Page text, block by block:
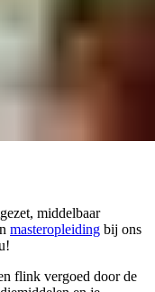
middelbaar
masteropleiding bij ons
flink vergoed door de